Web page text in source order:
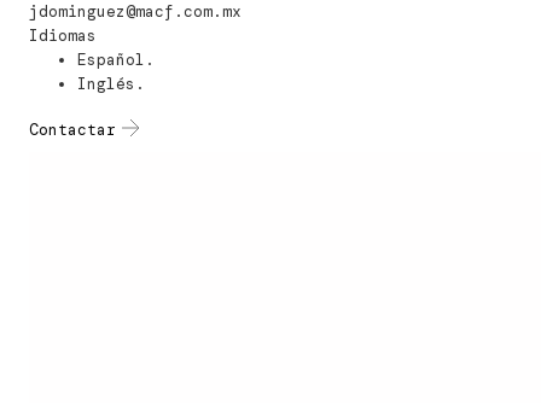
jdominguez@macf.com.mx
Idiomas
Español.
Inglés.
Contactar